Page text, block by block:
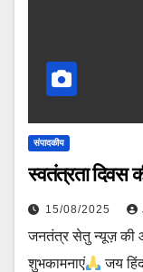
संपादकीय
स्वतंत्रता दिवस
15/08/2025
जनतंत्र सेतु न्यूज़ की
शुभकामनाएं
जय